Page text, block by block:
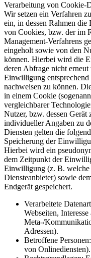
Verarbeitung von Cookie-
Wir setzen ein Verfahren
ein, in dessen Rahmen
von Cookies, bzw. der im
Management-Verfahrens
eingeholt sowie von den
können. Hierbei wird die
deren Abfrage nicht
Einwilligung
nachweisen zu können.
in einem Cookie
vergleichbarer
Nutzer, bzw. dessen
individueller Angaben zu
Diensten gelten die
Speicherung der
Hierbei wird ein
dem Zeitpunkt der
Einwilligung (z. B. welche
Diensteanbieter) sowie
Endgerät gespeichert.
Verarbeitete
Webseiten,
Meta-/
Adressen).
Betroffene
von Onlinediensten).